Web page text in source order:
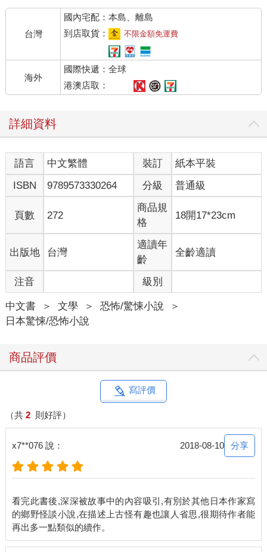
又因為他而迷路，意外來到一座理應不會經過的市町。
而我就在那裡拾獲一具人類的胎兒。
如今回想，那裡還真是一座奇妙的市町。終日濃霧彌漫，不分晝
夜，建築的輪廓盡融入一片白茫中。那一晚，我一直躺到半夜還
是睡不著，但和泉蠟庵絲毫不以為意，還睡到打鼾。我心想，也
許出去散散步會比較好入眠，於是便在深夜時分離開被窩。
我的頸項和手臂，吹往空無一人的大路前方。
我一面走，一面思索自己未來的路。我決定等這趟旅行結束後，
要向和泉蠟庵辭去這份隨從的工作，接著得重新找一份工作才
行。不過，如果只是要供我一個人填飽肚子，憑這幾趟旅行的酬
勞，應該還夠撐上一陣子。我沒家人，也沒有親屬需要扶養。
當時耳畔傳來一陣啪答啪答的濡濕聲響。我因為沒帶燈籠，四周
一片漆黑。我定睛細看，發現月光照進濃霧裡。有幾隻狗聚集在
小河邊，彼此頭貼著頭，正在啃食某個東西。牠們一發現我，便
小河的岸邊是一大片黝黑的烏泥。上頭掉落許多細小的白色物
體。似乎是某種生物，大小與小指差不多。本以為是魚被沖上岸
邊，但那雪白的腹部看起來與青蛙、菜蟲又有幾分相似。有的已
經乾癟，有的則是在泥水裡泡至腐爛，長滿了蛆。牠們全都動也
不動，似乎早已死亡。那幾隻狗就是在啃食牠們。有的被咬得支
離破碎，散落四方。這到底是什麼東西？我拿起其中一個形體完
整，表面仍保有光澤的物體，帶回旅店。
天明時，和泉蠟庵醒來，望著我放在手上的東西說道。
「唵哺幼？」
「也就是人類的胚胎。你不知道嗎？人類出生前，在母親體內就
是這副模樣。昨天在小河邊不是有一家中條流的婦產科診所嗎？
所謂的中條流，自古便是專門替人墮胎的地方。一定是那家診所
的醫生，從婦人體內取出未足歲的胎兒後，丟棄在那裡。」
他似乎也是第一次親眼見識，有些從國外引進的書籍，會用插圖
介紹胎兒。經他這麼一說，我回想起昨晚那幕光景，頓時感到毛
骨悚然。
「最好讓他入土為安。」
上，來到屋外。在旅店的庭院處掘了個坑，把胎兒放進坑裡，正
準備覆土時，那具胎兒的腹部竟開始抽動起伏。本以為他已經死
了，但他似乎還有生命。
我頓感怯縮，不忍心將還會動的生命活活掩埋。雖然他的模樣活
台灣
國內宅配：本島、離島
到店取貨：
不限金額免運費
海外
國際快遞：全球
港澳店取：
詳細資料
語言 中文繁體 裝訂
紙本平裝
ISBN
9789573330264 分級 普通級
頁數 272
商品規
格
18開17*23cm
出版地 台灣
適讀年
齡
全齡適讀
注音 級別
中文書 ＞ 文學 ＞ 恐怖/驚悚小說
＞
日本驚悚/恐怖小說
商品評價
寫評價
（共 2 則好評）
x7**076 說： 2018-08-10 分享
看完此書後,深深被故事中的內容吸引,有別於其他日本作家寫
的鄉野怪談小說,在描述上古怪有趣也讓人省思,很期待作者能